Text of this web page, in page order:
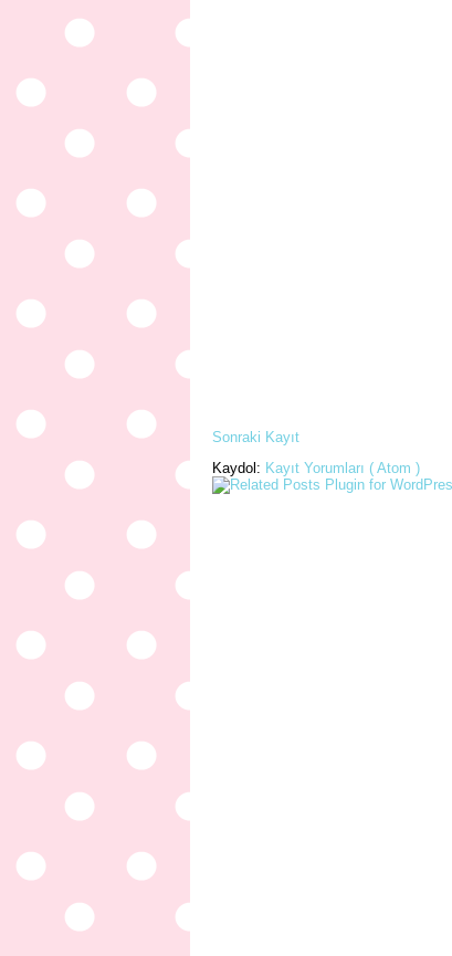
Sonraki Kayıt
Kaydol: Kayıt Yorumları ( Atom )